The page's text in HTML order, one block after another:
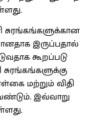
சுரங்​கங்​களுக்​கான
இருப்​ப​தால்
கூறப்​படு​
சுரங்​கங்​களுக்கு
மற்​றும் விதி​
இவ்​வாறு